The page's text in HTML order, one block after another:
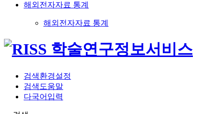
해외전자자료 통계
해외전자자료 통계
검색환경설정
검색도움말
다국어입력